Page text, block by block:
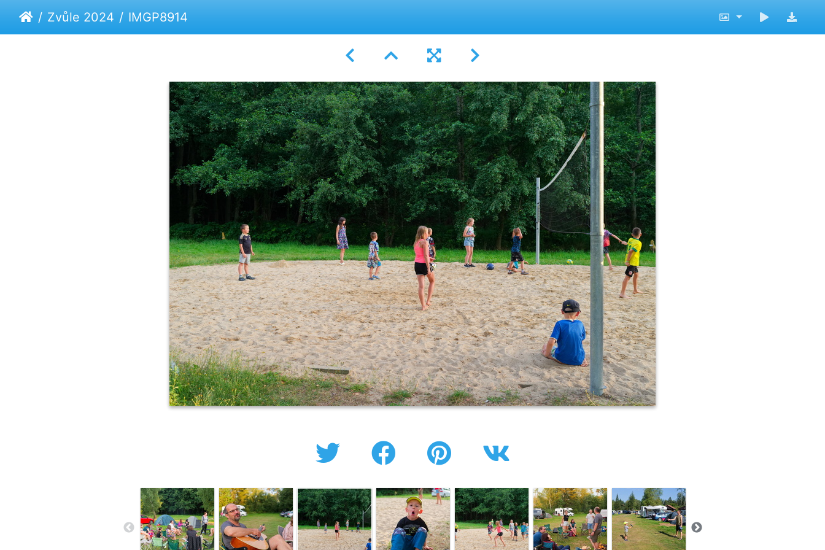
Zvůle 2024 IMGP8914